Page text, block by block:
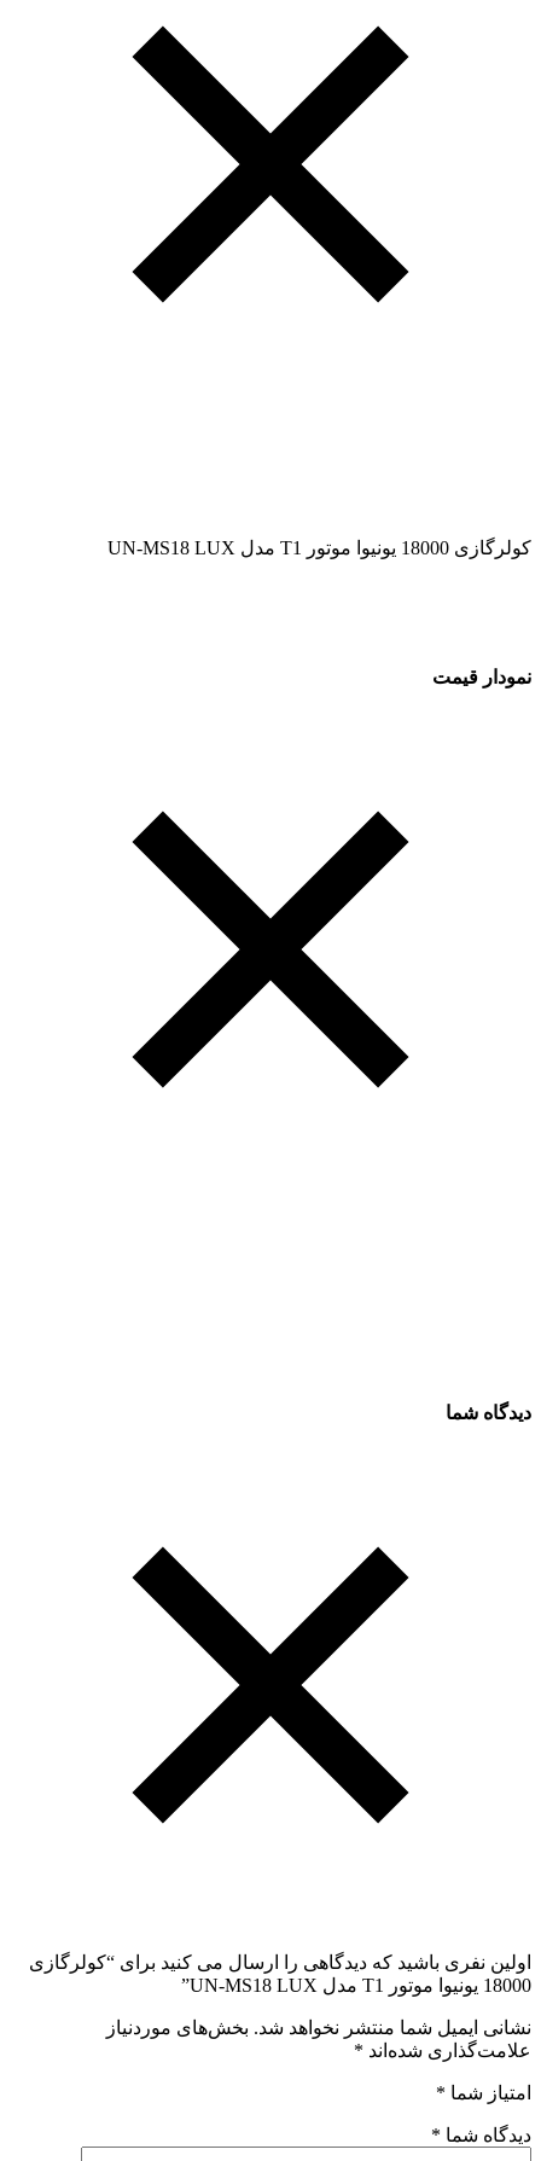
کولرگازی 18000 یونیوا موتور T1 مدل UN-MS18 LUX
نمودار قیمت
دیدگاه شما
اولین نفری باشید که دیدگاهی را ارسال می کنید برای “کولرگازی
18000 یونیوا موتور T1 مدل UN-MS18 LUX”
نشانی ایمیل شما منتشر نخواهد شد. بخش‌های موردنیاز
علامت‌گذاری شده‌اند *
امتیاز شما *
دیدگاه شما *